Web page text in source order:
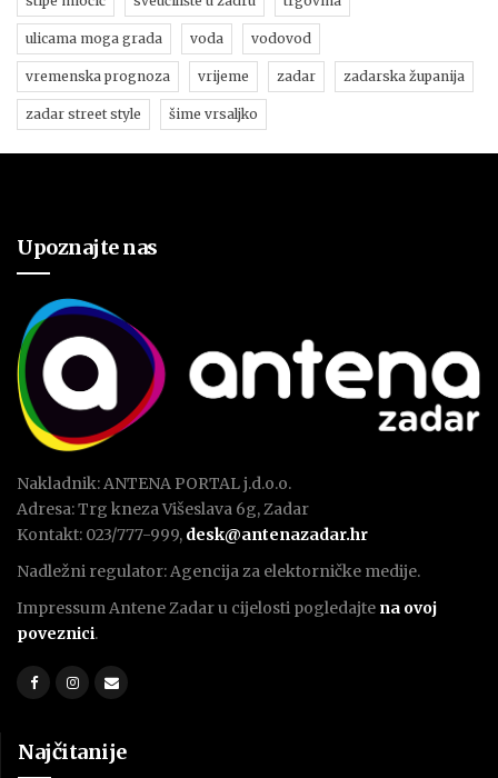
ulicama moga grada voda vodovod
vremenska prognoza vrijeme zadar zadarska županija
zadar street style šime vrsaljko
Upoznajte nas
Nakladnik: ANTENA PORTAL j.d.o.o.
Adresa: Trg kneza Višeslava 6g, Zadar
Kontakt: 023/777-999, desk@antenazadar.hr
Nadležni regulator: Agencija za elektorničke medije.
Impressum Antene Zadar u cijelosti pogledajte na ovoj
poveznici.
Najčitanije